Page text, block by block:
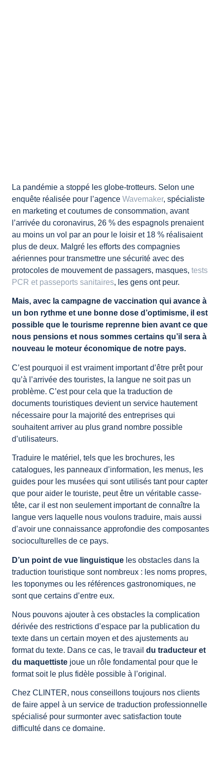
La pandémie a stoppé les globe-trotteurs. Selon une
enquête réalisée pour l’agence Wavemaker, spécialiste
en marketing et coutumes de consommation, avant
l’arrivée du coronavirus, 26 % des espagnols prenaient
au moins un vol par an pour le loisir et 18 % réalisaient
plus de deux. Malgré les efforts des compagnies
aériennes pour transmettre une sécurité avec des
protocoles de mouvement de passagers, masques, tests
PCR et passeports sanitaires, les gens ont peur.
Mais, avec la campagne de vaccination qui avance à
un bon rythme et une bonne dose d’optimisme, il est
possible que le tourisme reprenne bien avant ce que
nous pensions et nous sommes certains qu’il sera à
nouveau le moteur économique de notre pays.
C’est pourquoi il est vraiment important d’être prêt pour
qu’à l’arrivée des touristes, la langue ne soit pas un
problème. C’est pour cela que la traduction de
documents touristiques devient un service hautement
nécessaire pour la majorité des entreprises qui
souhaitent arriver au plus grand nombre possible
d’utilisateurs.
Traduire le matériel, tels que les brochures, les
catalogues, les panneaux d’information, les menus, les
guides pour les musées qui sont utilisés tant pour capter
que pour aider le touriste, peut être un véritable casse-
tête, car il est non seulement important de connaître la
langue vers laquelle nous voulons traduire, mais aussi
d’avoir une connaissance approfondie des composantes
socioculturelles de ce pays.
D’un point de vue linguistique les obstacles dans la
traduction touristique sont nombreux : les noms propres,
les toponymes ou les références gastronomiques, ne
sont que certains d’entre eux.
Nous pouvons ajouter à ces obstacles la complication
dérivée des restrictions d’espace par la publication du
texte dans un certain moyen et des ajustements au
format du texte. Dans ce cas, le travail du traducteur et
du maquettiste joue un rôle fondamental pour que le
format soit le plus fidèle possible à l’original.
Chez CLINTER, nous conseillons toujours nos clients
de faire appel à un service de traduction professionnelle
spécialisé pour surmonter avec satisfaction toute
difficulté dans ce domaine.